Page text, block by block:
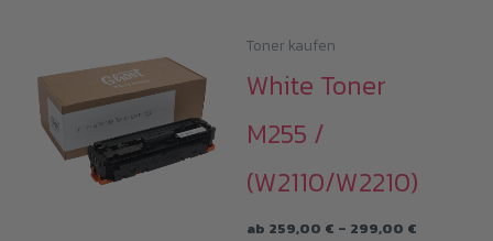
Toner kaufen
White Toner
M255 /
(W2110/W2210)
ab 259,00 € – 299,00 €